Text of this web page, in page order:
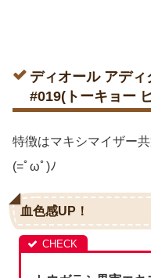
ディオール アデ
#019(トーキョー
特徴はマキシマイザー
(=ﾟωﾟ)ﾉ
血色感UP！